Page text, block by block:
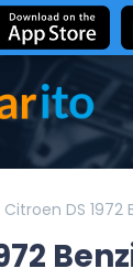
Citroen DS 1972